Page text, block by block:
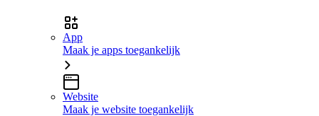
App
Maak je apps toegankelijk
Website
Maak je website toegankelijk